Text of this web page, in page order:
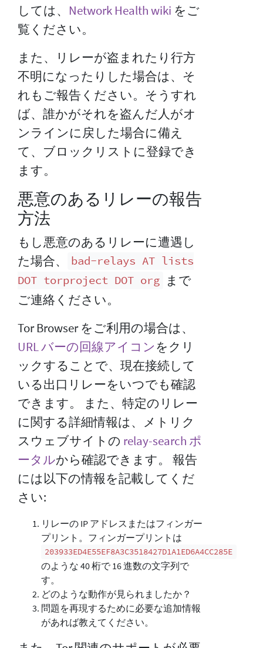
しては、 Network Health wiki をご
覧ください。
また、リレーが盗まれたり行方
不明になったりした場合は、そ
れもご報告ください。そうすれ
ば、誰かがそれを盗んだ人がオ
ンラインに戻した場合に備え
て、ブロックリストに登録でき
ます。
悪意のあるリレーの報告
方法
もし悪意のあるリレーに遭遇し
た場合、
bad-relays AT lists
DOT torproject DOT org
まで
ご連絡ください。
Tor Browser をご利用の場合は、
URL バーの回線アイコンをクリ
ックすることで、現在接続して
いる出口リレーをいつでも確認
できます。 また、特定のリレー
に関する詳細情報は、メトリク
スウェブサイトの relay-search ポ
ータルから確認できます。 報告
には以下の情報を記載してくだ
さい:
リレーの IP アドレスまたはフィンガー
プリント。フィンガープリントは
203933ED4E55EF8A3C3518427D1A1ED6A4CC285E
のような 40 桁で 16 進数の文字列で
す。
どのような動作が見られましたか？
問題を再現するために必要な追加情報
があれば教えてください。